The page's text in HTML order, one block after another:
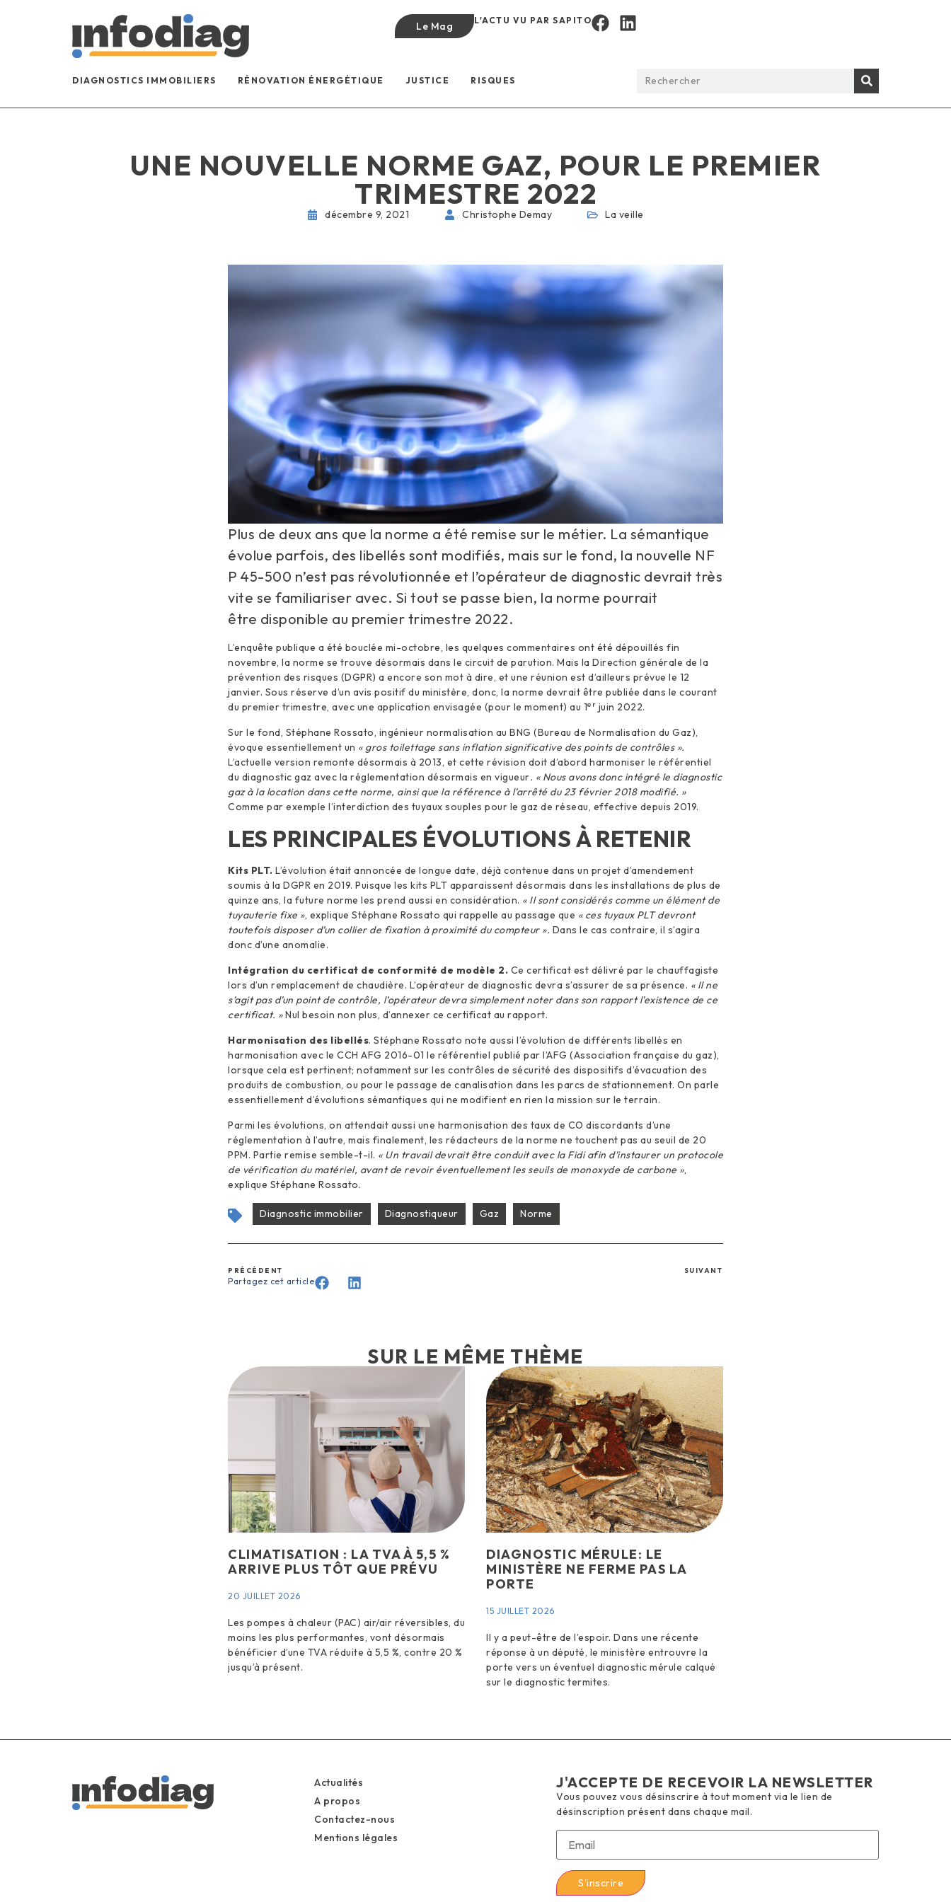
Le Mag L'ACTU VU PAR SAPITO
DIAGNOSTICS IMMOBILIERS RÉNOVATION ÉNERGÉTIQUE JUSTICE RISQUES
UNE NOUVELLE NORME GAZ, POUR LE PREMIER
TRIMESTRE 2022
décembre 9, 2021 Christophe Demay La veille
Plus de deux ans que la norme a été remise sur le métier. La sémantique
évolue parfois, des libellés sont modifiés, mais sur le fond, la nouvelle NF
P 45-500 n’est pas révolutionnée et l’opérateur de diagnostic devrait très
vite se familiariser avec. Si tout se passe bien, la norme pourrait
être disponible au premier trimestre 2022.
L’enquête publique a été bouclée mi-octobre, les quelques commentaires ont été dépouillés fin
novembre, la norme se trouve désormais dans le circuit de parution. Mais la Direction générale de la
prévention des risques (DGPR) a encore son mot à dire, et une réunion est d’ailleurs prévue le 12
janvier. Sous réserve d’un avis positif du ministère, donc, la norme devrait être publiée dans le courant
du premier trimestre, avec une application envisagée (pour le moment) au 1er juin 2022.
Sur le fond, Stéphane Rossato, ingénieur normalisation au BNG (Bureau de Normalisation du Gaz),
évoque essentiellement un « gros toilettage sans inflation significative des points de contrôles ».
L’actuelle version remonte désormais à 2013, et cette révision doit d’abord harmoniser le référentiel
du diagnostic gaz avec la réglementation désormais en vigueur. « Nous avons donc intégré le diagnostic
gaz à la location dans cette norme, ainsi que la référence à l’arrêté du 23 février 2018 modifié. »
Comme par exemple l’interdiction des tuyaux souples pour le gaz de réseau, effective depuis 2019.
LES PRINCIPALES ÉVOLUTIONS À RETENIR
Kits PLT. L’évolution était annoncée de longue date, déjà contenue dans un projet d’amendement
soumis à la DGPR en 2019. Puisque les kits PLT apparaissent désormais dans les installations de plus de
quinze ans, la future norme les prend aussi en considération. « Il sont considérés comme un élément de
tuyauterie fixe », explique Stéphane Rossato qui rappelle au passage que « ces tuyaux PLT devront
toutefois disposer d’un collier de fixation à proximité du compteur ». Dans le cas contraire, il s’agira
donc d’une anomalie.
Intégration du certificat de conformité de modèle 2. Ce certificat est délivré par le chauffagiste
lors d’un remplacement de chaudière. L’opérateur de diagnostic devra s’assurer de sa présence. « Il ne
s’agit pas d’un point de contrôle, l’opérateur devra simplement noter dans son rapport l’existence de ce
certificat. »Nul besoin non plus, d’annexer ce certificat au rapport.
Harmonisation des libellés. Stéphane Rossato note aussi l’évolution de différents libellés en
harmonisation avec le CCH AFG 2016-01 le référentiel publié par l’AFG (Association française du gaz),
lorsque cela est pertinent; notamment sur les contrôles de sécurité des dispositifs d’évacuation des
produits de combustion, ou pour le passage de canalisation dans les parcs de stationnement. On parle
essentiellement d’évolutions sémantiques qui ne modifient en rien la mission sur le terrain.
Parmi les évolutions, on attendait aussi une harmonisation des taux de CO discordants d’une
réglementation à l’autre, mais finalement, les rédacteurs de la norme ne touchent pas au seuil de 20
PPM. Partie remise semble-t-il. « Un travail devrait être conduit avec la Fidi afin d’instaurer un protocole
de vérification du matériel, avant de revoir éventuellement les seuils de monoxyde de carbone »,
explique Stéphane Rossato.
Diagnostic immobilier Diagnostiqueur Gaz Norme
PRÉCÉDENT SUIVANT
Partagez cet article
SUR LE MÊME THÈME
CLIMATISATION : LA TVA À 5,5 %
ARRIVE PLUS TÔT QUE PRÉVU
20 JUILLET 2026
Les pompes à chaleur (PAC) air/air réversibles, du
moins les plus performantes, vont désormais
bénéficier d’une TVA réduite à 5,5 %, contre 20 %
jusqu’à présent.
DIAGNOSTIC MÉRULE: LE
MINISTÈRE NE FERME PAS LA
PORTE
15 JUILLET 2026
Il y a peut-être de l’espoir. Dans une récente
réponse à un député, le ministère entrouvre la
porte vers un éventuel diagnostic mérule calqué
sur le diagnostic termites.
Actualités
A propos
Contactez-nous
Mentions légales
J'ACCEPTE DE RECEVOIR LA NEWSLETTER
Vous pouvez vous désinscrire à tout moment via le lien de
désinscription présent dans chaque mail.